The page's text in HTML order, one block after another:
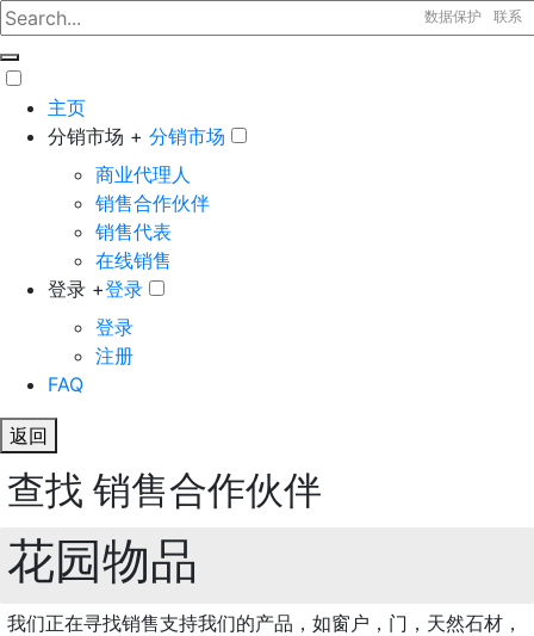
数据保护 联系
主页
分销市场 + 分销市场
商业代理人
销售合作伙伴
销售代表
在线销售
登录 +登录
登录
注册
FAQ
返回
查找 销售合作伙伴
花园物品
我们正在寻找销售支持我们的产品，如窗户，门，天然石材，